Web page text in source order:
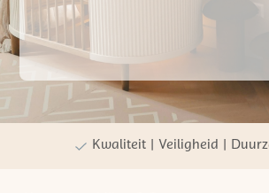
Gratis verzending vanaf
Persoonlijke
Kwaliteit | Veiligheid |